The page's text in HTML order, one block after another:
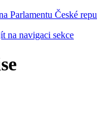
na navigaci sekce